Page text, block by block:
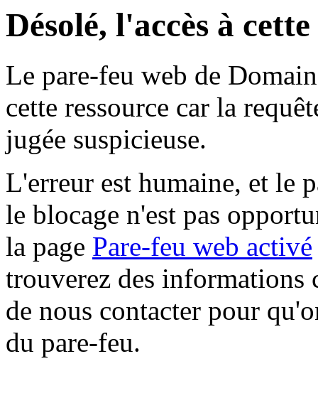
Désolé, l'accès à
Le pare-feu web de
cette ressource car la
jugée suspicieuse.
L'erreur est humaine, et le
le blocage n'est pas
la page Pare-feu web activé
trouverez des informations
de nous contacter pour
du pare-feu.